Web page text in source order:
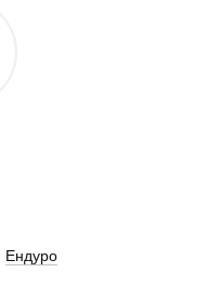
Ендуро